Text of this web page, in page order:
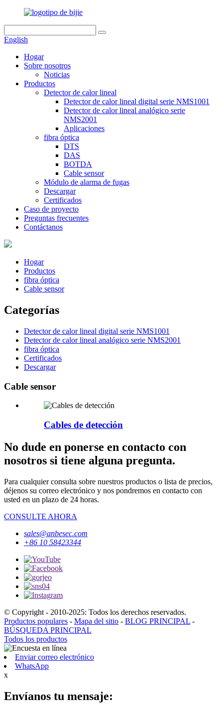
English
Hogar
Sobre nosotros
Noticias
Productos
Detector de calor lineal
Detector de calor lineal digital serie NMS1001
Detector de calor lineal analógico serie
NMS2001
Aplicaciones
fibra óptica
DTS
DAS
BOTDA
Cable sensor
Módulo de alarma de fugas
Descargar
Certificados
Caso de proyecto
Preguntas frecuentes
Contáctanos
Hogar
Productos
fibra óptica
Cable sensor
Categorías
Detector de calor lineal digital serie NMS1001
Detector de calor lineal analógico serie NMS2001
fibra óptica
Certificados
Descargar
Cable sensor
Cables de detección
No dude en ponerse en contacto con
nosotros si tiene alguna pregunta.
Para cualquier consulta sobre nuestros productos o lista de precios,
déjenos su correo electrónico y nos pondremos en contacto con
usted en un plazo de 24 horas.
CONSULTE AHORA
sales@anbesec.com
+86 10 58423344
© Copyright - 2010-2025: Todos los derechos reservados.
Productos populares - Mapa del sitio - BLOG PRINCIPAL -
BÚSQUEDA PRINCIPAL
Todos los productos
Enviar correo electrónico
WhatsApp
x
Envíanos tu mensaje: